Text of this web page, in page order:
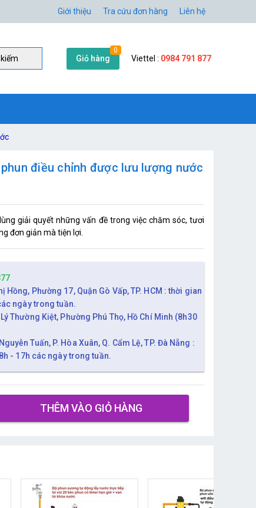
Giới thiệu Tra cứu đơn hàng Liên hệ
Giỏ hàng
0
Viettel : 0984 791 877
điều chỉnh được lưu lượng nước
giải quyết những vấn đề trong việc chăm sóc, tươi
đơn giản mà tiện lợi.
Hồng, Phường 17, Quận Gò Vấp, TP. HCM : thời gian
ngày trong tuần.
Thường Kiệt, Phường Phú Thọ, Hồ Chí Minh (8h30
Tuấn, P. Hòa Xuân, Q. Cẩm Lệ, TP. Đà Nẵng :
- 17h các ngày trong tuần.
THÊM VÀO GIỎ HÀNG